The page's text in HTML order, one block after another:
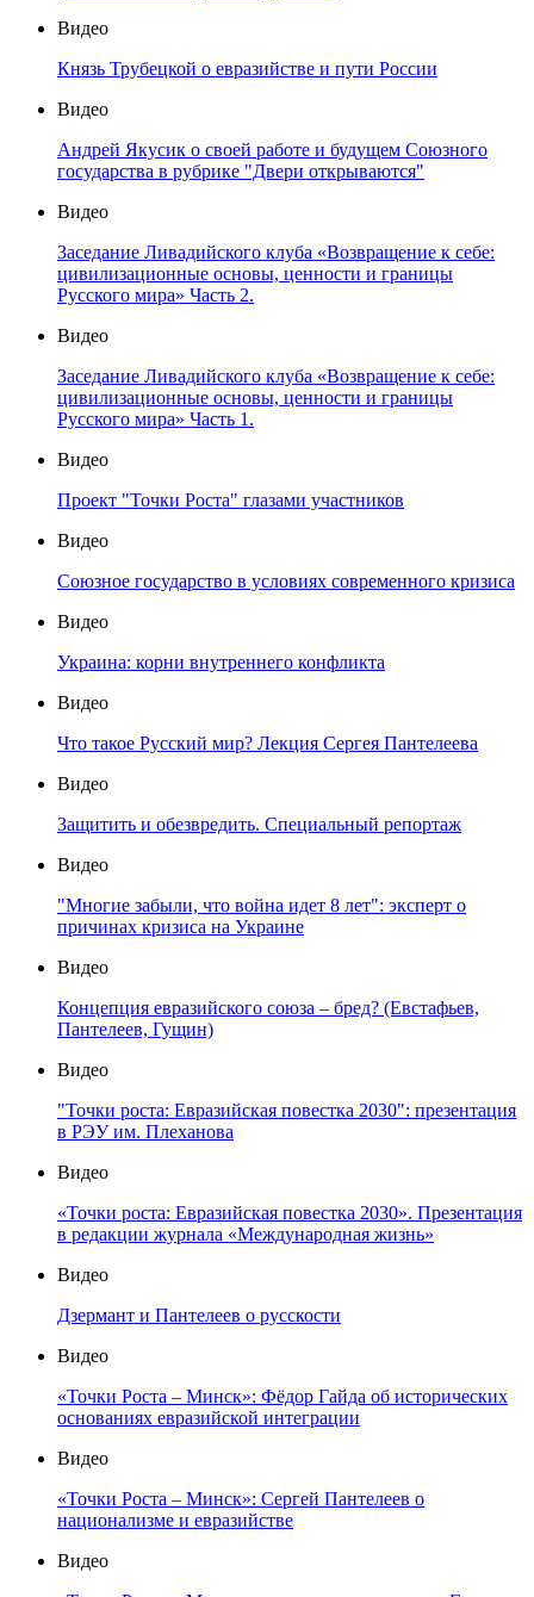
Видео
Князь Трубецкой о евразийстве и пути России
Видео
Андрей Якусик о своей работе и будущем Союзного
государства в рубрике "Двери открываются"
Видео
Заседание Ливадийского клуба «Возвращение к себе:
цивилизационные основы, ценности и границы
Русского мира» Часть 2.
Видео
Заседание Ливадийского клуба «Возвращение к себе:
цивилизационные основы, ценности и границы
Русского мира» Часть 1.
Видео
Проект "Точки Роста" глазами участников
Видео
Союзное государство в условиях современного кризиса
Видео
Украина: корни внутреннего конфликта
Видео
Что такое Русский мир? Лекция Сергея Пантелеева
Видео
Защитить и обезвредить. Специальный репортаж
Видео
"Многие забыли, что война идет 8 лет": эксперт о
причинах кризиса на Украине
Видео
Концепция евразийского союза – бред? (Евстафьев,
Пантелеев, Гущин)
Видео
"Точки роста: Евразийская повестка 2030": презентация
в РЭУ им. Плеханова
Видео
«Точки роста: Евразийская повестка 2030». Презентация
в редакции журнала «Международная жизнь»
Видео
Дзермант и Пантелеев о русскости
Видео
«Точки Роста – Минск»: Фёдор Гайда об исторических
основаниях евразийской интеграции
Видео
«Точки Роста – Минск»: Сергей Пантелеев о
национализме и евразийстве
Видео